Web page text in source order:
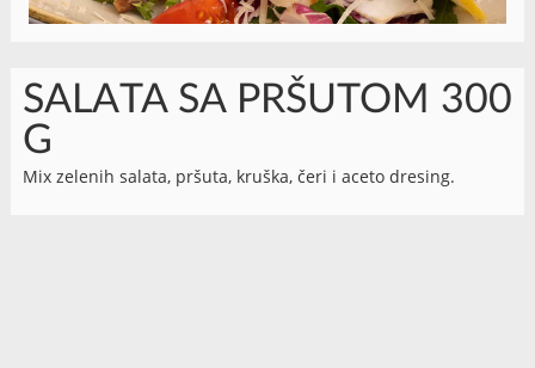
SALATA SA PRŠUTOM 300
G
Mix zelenih salata, pršuta, kruška, čeri i aceto dresing.